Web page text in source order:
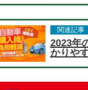
関連記事
2023年
かりや